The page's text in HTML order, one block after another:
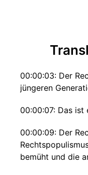
00:00:03: Der
jüngeren
00:00:07: Das ist
00:00:09: Der
bemüht und die